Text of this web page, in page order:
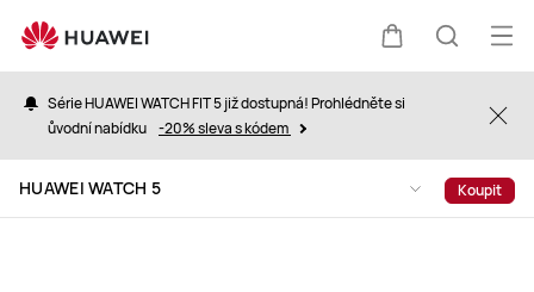
WATCH
5
Specification
KošíkHledat
Série HUAWEI WATCH FIT 5 již dostupná! Prohlédněte si
ůvodní nabídku -20% sleva s kódem
HUAWEI WATCH 5 Koupit